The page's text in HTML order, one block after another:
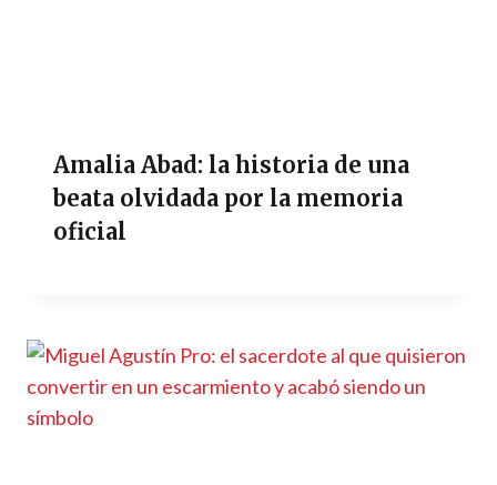
Amalia Abad: la historia de una
beata olvidada por la memoria
oficial